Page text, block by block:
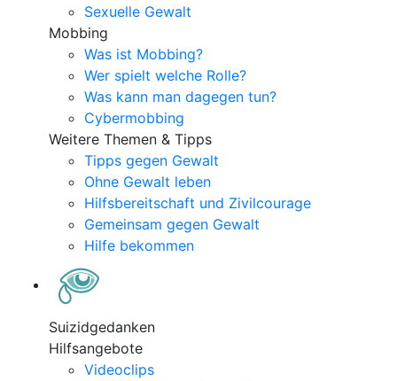
Sexuelle Gewalt
Mobbing
Was ist Mobbing?
Wer spielt welche Rolle?
Was kann man dagegen tun?
Cybermobbing
Weitere Themen & Tipps
Tipps gegen Gewalt
Ohne Gewalt leben
Hilfsbereitschaft und Zivilcourage
Gemeinsam gegen Gewalt
Hilfe bekommen
Suizidgedanken
Hilfsangebote
Videoclips